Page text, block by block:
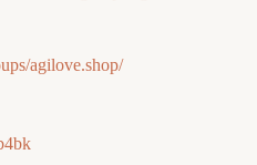
agilove.shop/